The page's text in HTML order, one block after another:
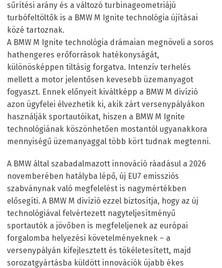
sűrítési arány és a változó turbinageometriájú
turbófeltöltők is a BMW M Ignite technológia újításai
közé tartoznak.
A BMW M Ignite technológia drámaian megnöveli a soros
hathengeres erőforrások hatékonyságát,
különösképpen tiltásig forgatva. Intenzív terhelés
mellett a motor jelentősen kevesebb üzemanyagot
fogyaszt. Ennek előnyeit kiváltképp a BMW M divízió
azon ügyfelei élvezhetik ki, akik zárt versenypályákon
használják sportautóikat, hiszen a BMW M Ignite
technológiának köszönhetően mostantól ugyanakkora
mennyiségű üzemanyaggal több kört tudnak megtenni.
A BMW által szabadalmazott innováció ráadásul a 2026
novemberében hatályba lépő, új EU7 emissziós
szabványnak való megfelelést is nagymértékben
elősegíti. A BMW M divízió ezzel biztosítja, hogy az új
technológiával felvértezett nagyteljesítményű
sportautók a jövőben is megfeleljenek az európai
forgalomba helyezési követelményeknek – a
versenypályán kifejlesztett és tökéletesített, majd
sorozatgyártásba küldött innovációk újabb ékes